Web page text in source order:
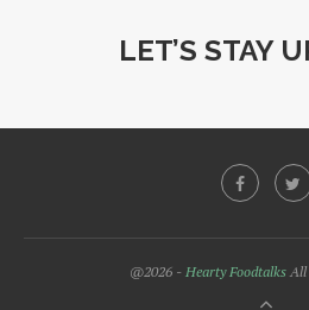
LET’S STAY
@2026 - Hearty Foodtalks All